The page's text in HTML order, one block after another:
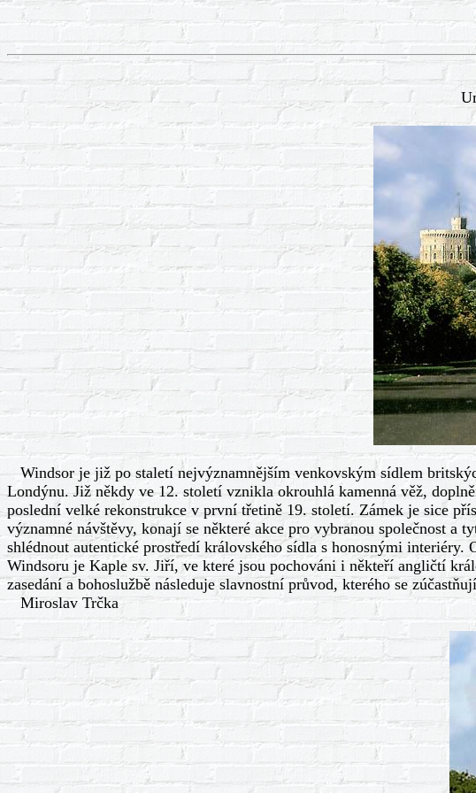
Windsor je již po staletí nejvýznamnějším venkovským sídlem
Londýnu. Již někdy ve 12. století vznikla okrouhlá kamenná věž,
poslední velké rekonstrukce v první třetině 19. století. Zámek je sice
významné návštěvy, konají se některé akce pro vybranou společnost
shlédnout autentické prostředí královského sídla s honosnými
Windsoru je Kaple sv. Jiří, ve které jsou pochováni i někteří angličtí
zasedání a bohoslužbě následuje slavnostní průvod, kterého se
Miroslav Trčka